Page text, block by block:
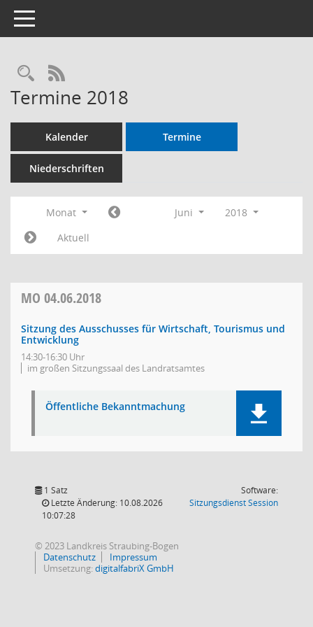
Toggle navigation
RSS-Feed
Termine 2018
Kalender Termine
Niederschriften
Monat Juni
2018
Aktuell
MO 04.06.2018
Sitzung des Ausschusses für Wirtschaft, Tourismus und
Entwicklung
14:30-16:30 Uhr
im großen Sitzungssaal des Landratsamtes
Öffentliche Bekanntmachung
1 Satz
Letzte Änderung: 10.08.2026
10:07:28
Software:
SitzungsdienstSession(Wird in
© 2023 Landkreis Straubing-Bogen
Datenschutz
Impressum
Umsetzung:digitalfabriX GmbH